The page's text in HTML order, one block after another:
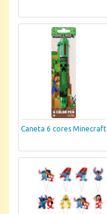
Caneta 6 cores Minecraft